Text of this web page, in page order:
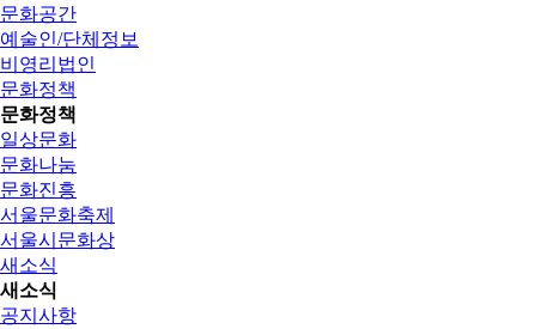
문화공간
예술인/단체정보
비영리법인
문화정책
문화정책
일상문화
문화나눔
문화진흥
서울문화축제
서울시문화상
새소식
새소식
공지사항